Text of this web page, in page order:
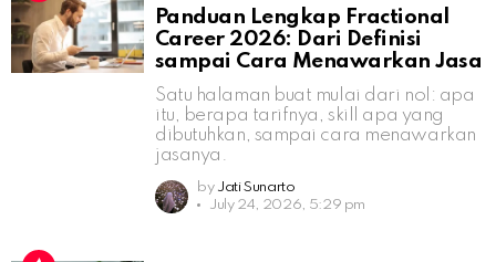
Panduan Lengkap Fractional
Career 2026: Dari Definisi
sampai Cara Menawarkan Jasa
Satu halaman buat mulai dari nol: apa
itu, berapa tarifnya, skill apa yang
dibutuhkan, sampai cara menawarkan
jasanya.
by Jati Sunarto
July 24, 2026, 5:29 pm